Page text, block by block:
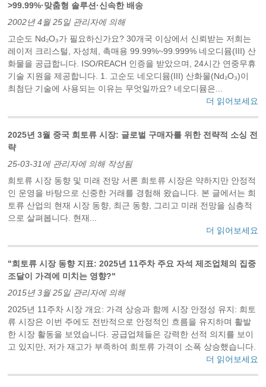
>99.99%·맞춤형 솔루션·신속한 배송
2002년 4월 25일 관리자에 의해
고순도 Nd₂O₃가 필요하신가요? 30개국 이상에서 신뢰받는 저희는
레이저 크리스털, 자성체, 촉매용 99.99%~99.999% 네오디뮴(III) 산
화물을 공급합니다. ISO/REACH 인증을 받았으며, 24시간 연중무휴
기술 지원을 제공합니다. ‌1. 고순도 네오디뮴(III) 산화물(Nd₂O₃)이
최첨단 기술에 사용되는 이유는 무엇일까요? 네오디뮴은...
더 읽어보세요
2025년 3월 중국 희토류 시장: 글로벌 구매자를 위한 전략적 소싱 전
략
25-03-31에 관리자에 의해 작성됨
희토류 시장 동향 및 미래 전망 서론 희토류 시장은 약하지만 안정적
인 운영을 바탕으로 신중한 거래를 경험해 왔습니다. 본 글에서는 희
토류 산업의 현재 시장 동향, 최근 동향, 그리고 미래 전망을 심층적
으로 살펴봅니다. 현재...
더 읽어보세요
"희토류 시장 동향 지표: 2025년 11주차 주요 자석 제조업체의 집중
조달이 가격에 미치는 영향?"
2015년 3월 25일 관리자에 의해
2025년 11주차 시장 개요: 가격 상승과 함께 시장 안정성 유지: 희토
류 시장은 이번 주에도 전반적으로 안정적인 흐름을 유지하며 활발
한 시장 활동을 보였습니다. 공급업체들은 강력한 선적 의지를 보이
고 있지만, 저가 재고가 부족하여 희토류 가격이 소폭 상승했습니다.
더 읽어보세요